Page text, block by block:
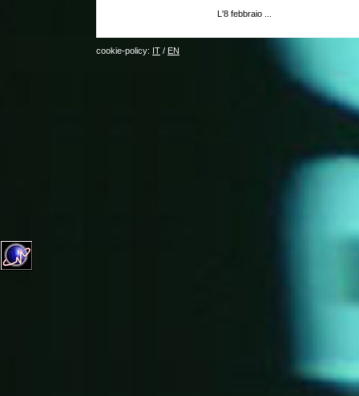
L'8 febbraio ...
cookie-policy: IT / EN